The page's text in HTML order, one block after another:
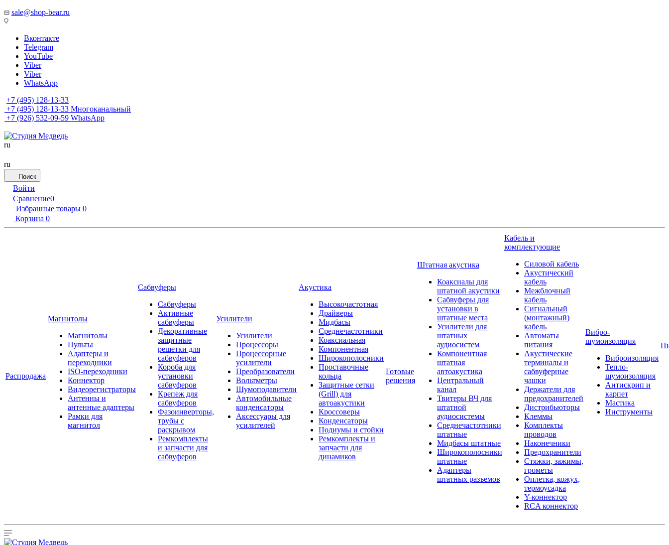
sale@shop-bear.ru
Вконтакте
Telegram
YouTube
Viber
Viber
WhatsApp
+7 (495) 128-13-33
+7 (495) 128-13-33 Многоканальный
+7 (926) 532-09-59 WhatsApp
ru
ru
Поиск
Войти
Сравнение0
Избранные товары 0
Корзина 0
Распродажа
Магнитолы
Магнитолы
Пульты
Адаптеры и
переходники
ISO-переходники
Коннектор
Видеорегистраторы
Антенны и
антенные адаптеры
Рамки для
магнитол
Сабвуферы
Сабвуферы
Активные
сабвуферы
Декоративные
защитные
решетки для
сабвуферов
Короба для
установки
сабвуферов
Крепеж для
сабвуферов
Фазоинверторы,
трубы с
раскрывом
Ремкомплекты
и запчасти для
сабвуферов
Усилители
Усилители
Процессоры
Процессорные
усилители
Преобразователи
Вольтметры
Шумоподавители
Автомобильные
конденсаторы
Аксессуары для
усилителей
Акустика
Высокочастотная
Драйверы
Мидбасы
Среднечастотники
Коаксиальная
Компонентная
Широкополосники
Проставочные
кольца
Защитные сетки
(Grill) для
автоакустики
Кроссоверы
Конденсаторы
Подиумы и стойки
Ремкомплекты и
запчасти для
динамиков
Готовые
решения
Штатная акустика
Коаксиалы для
штатной акустики
Сабвуферы для
установки в
штатные места
Усилители для
штатных
аудиосистем
Компонентная
штатная
автоакустика
Центральный
канал
Твитеры ВЧ для
штатной
аудиосистемы
Среднечастотники
штатные
Мидбасы штатные
Широкополосники
штатные
Адаптеры
штатных разъемов
Кабель и
комплектующие
Силовой кабель
Акустический
кабель
Межблочный
кабель
Сигнальный
(монтажный)
кабель
Автоматы
питания
Акустические
терминалы и
сабвуферные
чашки
Держатели для
предохранителей
Дистрибьюторы
Клеммы
Комплекты
проводов
Наконечники
Предохранители
Стяжки, зажимы,
грометы
Оплетка, кожух,
термоусадка
Y-коннектор
RCA коннектор
Вибро-
шумоизоляция
Виброизоляция
Тепло-
шумоизоляция
Антискрип и
карпет
Мастика
Инструменты